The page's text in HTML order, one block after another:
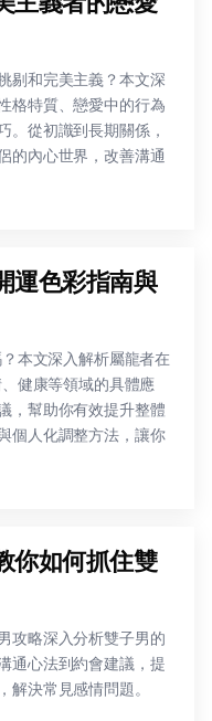
剔和完美主義？本文深
格特質、戀愛中的行為
。從初識到長期關係，
的內心世界，改善溝通
運色彩指南與
本文深入解析屬龍者在
健康等領域的具體應
，幫助你有效提升整體
個人化調整方法，讓你
你如何抓住雙
攻略深入分析雙子男的
通心法到約會建議，提
解決常見感情問題。